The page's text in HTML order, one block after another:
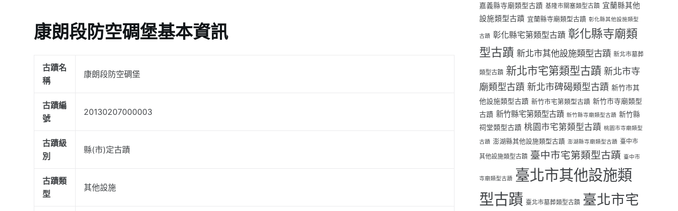
康朗段防空碉堡基本資訊
古蹟名
稱
康朗段防空碉堡
古蹟編
號
20130207000003
古蹟級
別
縣(市)定古蹟
古蹟類
型
其他設施
嘉義縣寺廟類型古蹟 基隆市關塞類型古蹟 宜蘭縣其他
設施類型古蹟 宜蘭縣寺廟類型古蹟 彰化縣其他設施類型
古蹟 彰化縣宅第類型古蹟 彰化縣寺廟類
型古蹟 新北市其他設施類型古蹟 新北市墓葬
類型古蹟 新北市宅第類型古蹟 新北市寺
廟類型古蹟 新北市碑碣類型古蹟 新竹市其
他設施類型古蹟 新竹市宅第類型古蹟 新竹市寺廟類型
古蹟 新竹縣宅第類型古蹟 新竹縣寺廟類型古蹟 新竹縣
祠堂類型古蹟 桃園市宅第類型古蹟 桃園市寺廟類型
古蹟 澎湖縣其他設施類型古蹟 澎湖縣寺廟類型古蹟 臺中市
其他設施類型古蹟 臺中市宅第類型古蹟 臺中市
寺廟類型古蹟 臺北市其他設施類
型古蹟 臺北市墓葬類型古蹟 臺北市宅